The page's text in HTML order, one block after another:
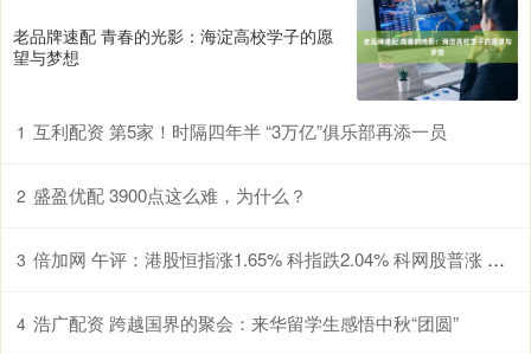
老品牌速配 青春的光影：海淀高校学子的愿
望与梦想
1 互利配资 第5家！时隔四年半 “3万亿”俱乐部再添一员
2 盛盈优配 3900点这么难，为什么？
3 倍加网 午评：港股恒指涨1.65% 科指跌2.04% 科网股普涨 有色金属板块强势 旺山旺水上市首日涨超155%
4 浩广配资 跨越国界的聚会：来华留学生感悟中秋“团圆”